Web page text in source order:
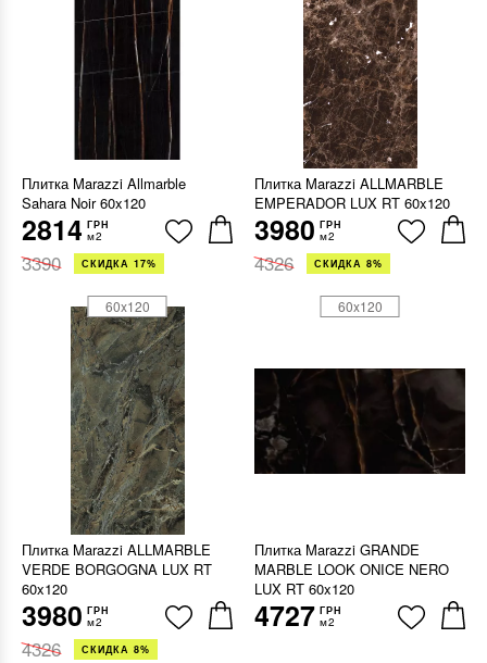
Плитка Marazzi Allmarble
Sahara Noir 60x120
2814 ГРН
м2
3390 СКИДКА 17%
Плитка Marazzi ALLMARBLE
EMPERADOR LUX RT 60x120
3980 ГРН
м2
4326 СКИДКА 8%
Плитка Marazzi ALLMARBLE
VERDE BORGOGNA LUX RT
60x120
3980 ГРН
м2
4326 СКИДКА 8%
60x120
Плитка Marazzi GRANDE
MARBLE LOOK ONICE NERO
LUX RT 60x120
4727 ГРН
м2
60x120